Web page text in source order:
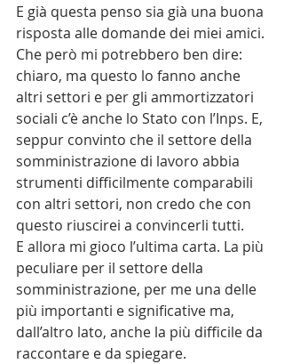
E già questa penso sia già una buona
risposta alle domande dei miei amici.
Che però mi potrebbero ben dire:
chiaro, ma questo lo fanno anche
altri settori e per gli ammortizzatori
sociali c’è anche lo Stato con l’Inps. E,
seppur convinto che il settore della
somministrazione di lavoro abbia
strumenti difficilmente comparabili
con altri settori, non credo che con
questo riuscirei a convincerli tutti.
E allora mi gioco l’ultima carta. La più
peculiare per il settore della
somministrazione, per me una delle
più importanti e significative ma,
dall’altro lato, anche la più difficile da
raccontare e da spiegare.